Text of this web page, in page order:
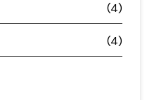
(4)
(4)